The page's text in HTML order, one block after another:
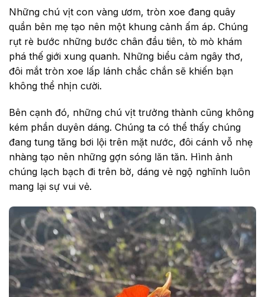
Những chú vịt con vàng ươm, tròn xoe đang quây
quần bên mẹ tạo nên một khung cảnh ấm áp. Chúng
rụt rè bước những bước chân đầu tiên, tò mò khám
phá thế giới xung quanh. Những biểu cảm ngây thơ,
đôi mắt tròn xoe lấp lánh chắc chắn sẽ khiến bạn
không thể nhịn cười.
Bên cạnh đó, những chú vịt trưởng thành cũng không
kém phần duyên dáng. Chúng ta có thể thấy chúng
đang tung tăng bơi lội trên mặt nước, đôi cánh vỗ nhẹ
nhàng tạo nên những gợn sóng lăn tăn. Hình ảnh
chúng lạch bạch đi trên bờ, dáng vẻ ngộ nghĩnh luôn
mang lại sự vui vẻ.